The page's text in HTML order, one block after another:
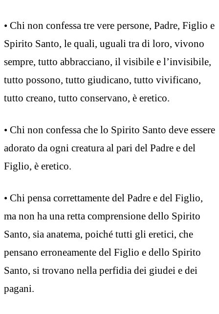
• Chi non confessa tre vere persone, Padre, Figlio e
Spirito Santo, le quali, uguali tra di loro, vivono
sempre, tutto abbracciano, il visibile e l’invisibile,
tutto possono, tutto giudicano, tutto vivificano,
tutto creano, tutto conservano, è eretico.
• Chi non confessa che lo Spirito Santo deve essere
adorato da ogni creatura al pari del Padre e del
Figlio, è eretico.
• Chi pensa correttamente del Padre e del Figlio,
ma non ha una retta comprensione dello Spirito
Santo, sia anatema, poiché tutti gli eretici, che
pensano erroneamente del Figlio e dello Spirito
Santo, si trovano nella perfidia dei giudei e dei
pagani.